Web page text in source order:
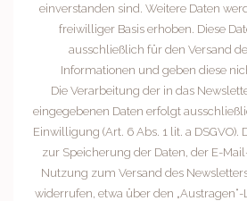
einverstanden sind. Weitere Daten
freiwilliger Basis erhoben. Diese
ausschließlich für den Versand
Informationen und geben diese
Die Verarbeitung der in das
eingegebenen Daten erfolgt
Einwilligung (Art. 6 Abs. 1 lit. a
zur Speicherung der Daten, der E-
Nutzung zum Versand des
widerrufen, etwa über den